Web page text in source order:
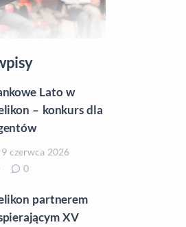
Lato w
– konkurs dla
9 czerwca 2026
0
partnerem
XV